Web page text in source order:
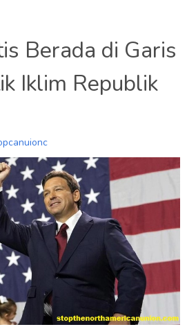
Berada di Garis
Iklim Republik